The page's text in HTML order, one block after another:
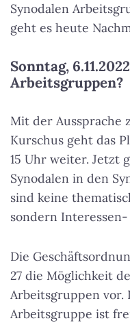
Synodalen
geht es heute
Sonntag,
Arbeitsgruppen?
Mit der Aussprache
Kurschus geht das
15 Uhr weiter. Jetzt
Synodalen in den
sind keine
sondern
Die
27 die Möglichkeit
Arbeitsgruppen
Arbeitsgruppe ist